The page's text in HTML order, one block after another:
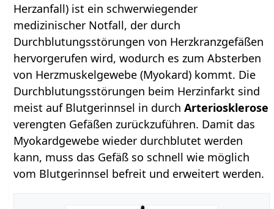
Herzanfall) ist ein schwerwiegender
medizinischer Notfall, der durch
Durchblutungsstörungen von Herzkranzgefäßen
hervorgerufen wird, wodurch es zum Absterben
von Herzmuskelgewebe (Myokard) kommt. Die
Durchblutungsstörungen beim Herzinfarkt sind
meist auf Blutgerinnsel in durchArteriosklerose
verengten Gefäßen zurückzuführen. Damit das
Myokardgewebe wieder durchblutet werden
kann, muss das Gefäß so schnell wie möglich
vom Blutgerinnsel befreit und erweitert werden.